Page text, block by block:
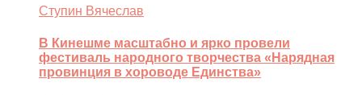
Ступин Вячеслав
В Кинешме масштабно и ярко провели
фестиваль народного творчества «Нарядная
провинция в хороводе Единства»